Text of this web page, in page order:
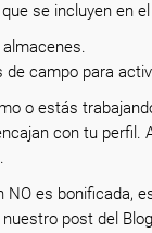
se incluyen en
almacenes.
de campo para
o estás
con tu perfil.
NO es bonificada,
post del